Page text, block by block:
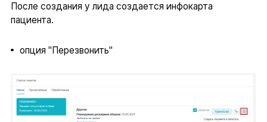
После создания у лида создается инфокарта
пациента.
опция "Перезвонить"